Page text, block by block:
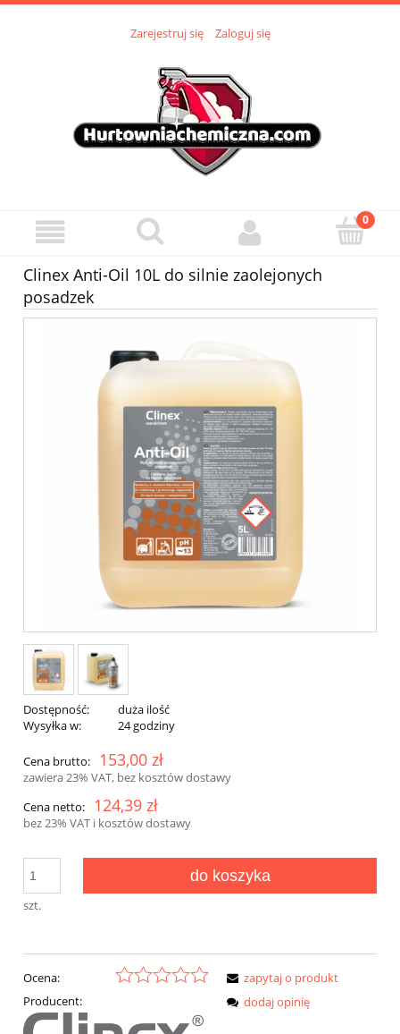
Zarejestruj się Zaloguj się
Clinex Anti-Oil 10L do silnie zaolejonych
posadzek
Dostępność:
duża ilość
Wysyłka w:
24 godziny
Cena brutto: 153,00 zł
zawiera 23% VAT, bez kosztów dostawy
Cena netto:
124,39 zł
bez 23% VAT i kosztów dostawy
szt.
do koszyka
Ocena:
Producent:
zapytaj o produkt
dodaj opinię